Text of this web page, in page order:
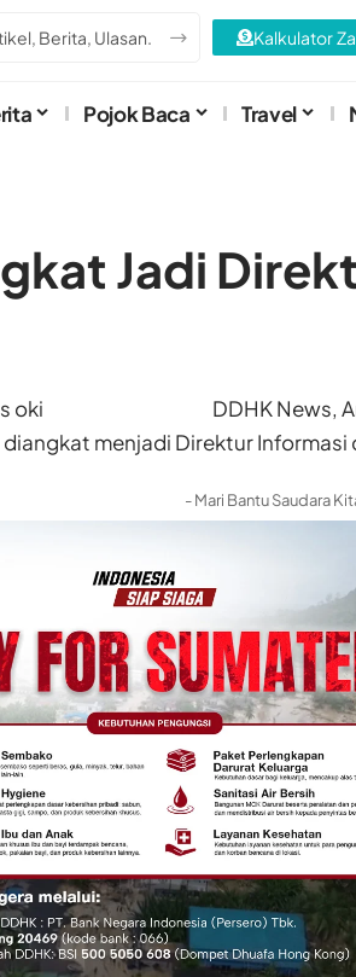
Kalkulator
Pojok Baca Travel
Jadi
DDHK News,
diangkat menjadi Direktur
- Mari Bantu Saudara